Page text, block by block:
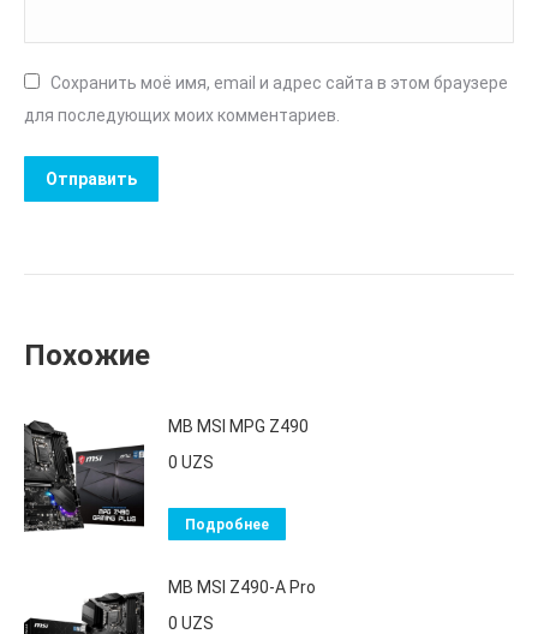
Сохранить моё имя, email и адрес сайта в этом браузере
для последующих моих комментариев.
Похожие
MB MSI MPG Z490
0 UZS
Подробнее
MB MSI Z490-A Pro
0 UZS